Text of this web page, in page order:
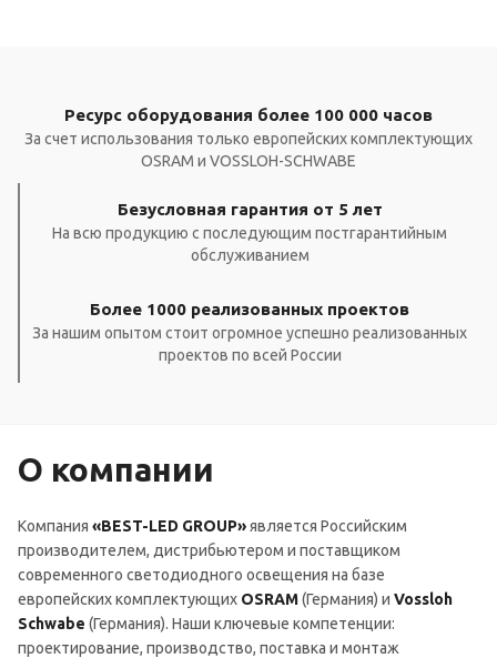
Ресурс оборудования более 100 000 часов
За счет использования только европейских комплектующих
OSRAM и VOSSLOH-SCHWABE
Безусловная гарантия от 5 лет
На всю продукцию с последующим постгарантийным
обслуживанием
Более 1000 реализованных проектов
За нашим опытом стоит огромное успешно реализованных
проектов по всей России
О компании
Компания «BEST-LED GROUP»является Российским
производителем, дистрибьютером и поставщиком
современного светодиодного освещения на базе
европейских комплектующих OSRAM(Германия) и Vossloh
Schwabe (Германия). Наши ключевые компетенции:
проектирование, производство, поставка и монтаж